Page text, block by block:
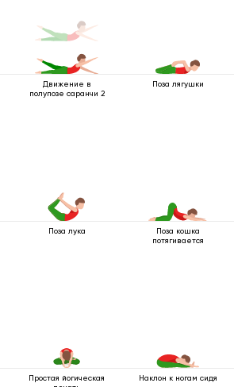
Движение в
полупозе саранчи 2
Поза лягушки
Поза лука
Поза кошка
потягивается
Простая йогическая
Наклон к ногам сидя